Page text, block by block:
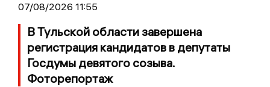
07/08/2026 11:55
В Тульской области завершена
регистрация кандидатов в депутаты
Госдумы девятого созыва.
Фоторепортаж